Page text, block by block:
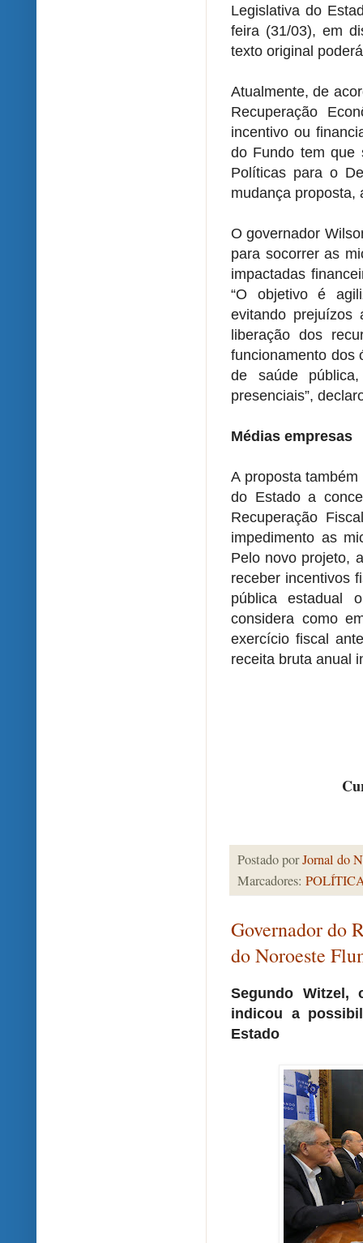
Legislativa do
feira (31/03), em
texto original
Atualmente, de
Recuperação
incentivo ou
do Fundo tem que
Políticas para o
mudança
O governador
para socorrer as
impactadas
“O objetivo é
evitando prejuízos
liberação dos
funcionamento dos
de saúde
presenciais”,
Médias empresas
A proposta
do Estado a
Recuperação
impedimento as
Pelo novo projeto,
receber incentivos
pública estadual
considera como
exercício fiscal
receita bruta anual
Postado porJornal do
Marcadores:
Governador do
do Noroeste
Segundo Witzel,
indicou a
Estado